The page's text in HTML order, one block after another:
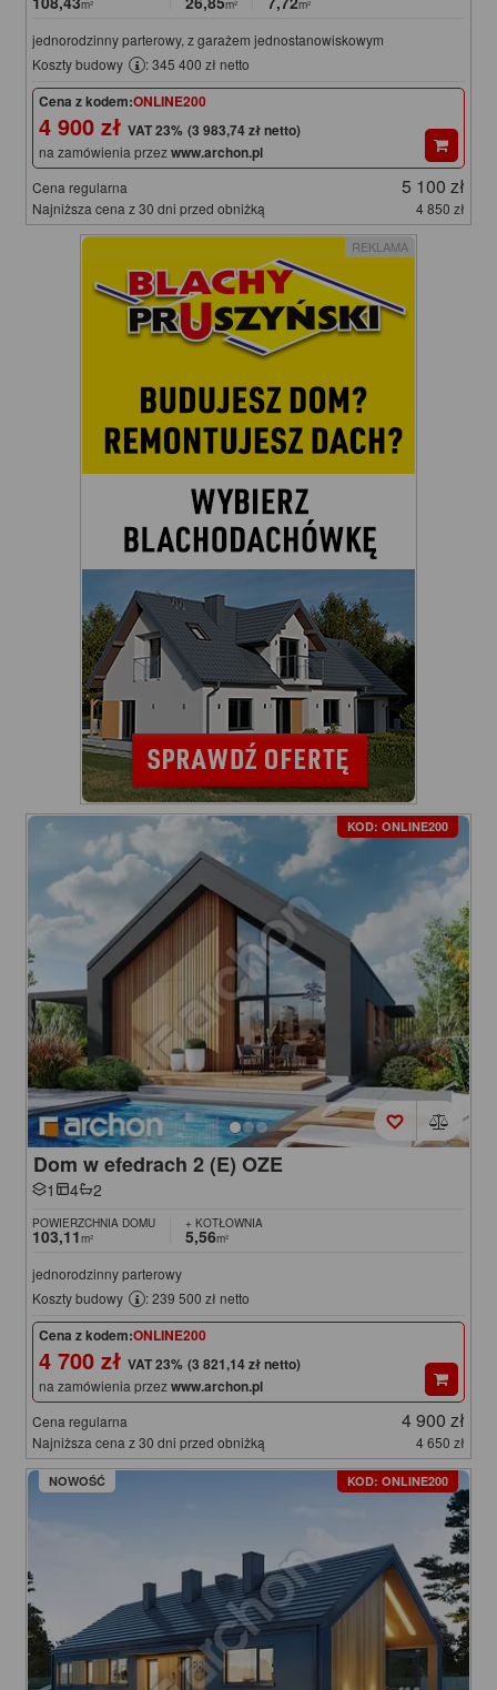
m² m² m²
jednorodzinny parterowy, z garażem jednostanowiskowym
Koszty budowy
: 345 400 zł netto
Cena z kodem:ONLINE200
4 900 zł (3 983,74 zł netto)
na zamówienia przezwww.archon.pl
Cena regularna 5 100 zł
Najniższa cena z 30 dni przed obniżką 4 850 zł
REKLAMA
KOD: ONLINE200
Dom w efedrach 2 (E) OZE
1 4 2
POWIERZCHNIA DOMU
103,11m²
+ KOTŁOWNIA
5,56m²
jednorodzinny parterowy
Koszty budowy
: 239 500 zł netto
Cena z kodem:ONLINE200
4 700 zł (3 821,14 zł netto)
na zamówienia przezwww.archon.pl
Cena regularna 4 900 zł
Najniższa cena z 30 dni przed obniżką 4 650 zł
NOWOŚĆ KOD: ONLINE200